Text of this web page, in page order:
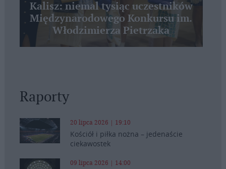
Kalisz: niemal tysiąc uczestników
Międzynarodowego Konkursu im.
Włodzimierza Pietrzaka
Raporty
20 lipca 2026 | 19:10
Kościół i piłka nożna – jedenaście
ciekawostek
09 lipca 2026 | 14:00